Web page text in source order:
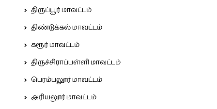
திருப்பூர் மாவட்டம்
திண்டுக்கல் மாவட்டம்
கரூர் மாவட்டம்
திருச்சிராப்பள்ளி மாவட்டம்
பெரம்பலூர் மாவட்டம்
அரியலூர் மாவட்டம்